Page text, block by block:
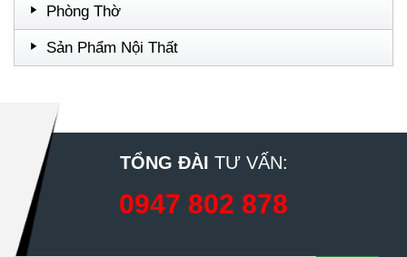
Phòng Thờ
Sản Phẩm Nội Thất
TỔNG ĐÀI TƯ VẤN:
0947 802 878